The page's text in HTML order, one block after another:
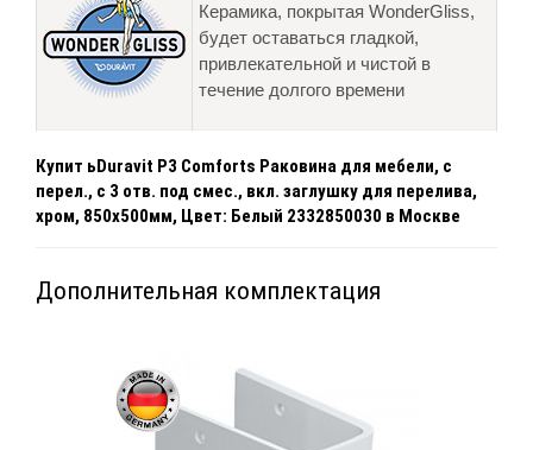
Керамика, покрытая WonderGliss,
будет оставаться гладкой,
привлекательной и чистой в
течение долгого времени
Купит ьDuravit P3 Comforts Раковина для мебели, с
перел., с 3 отв. под смес., вкл. заглушку для перелива,
хром, 850x500мм, Цвет: Белый 2332850030 в Москве
Дополнительная комплектация